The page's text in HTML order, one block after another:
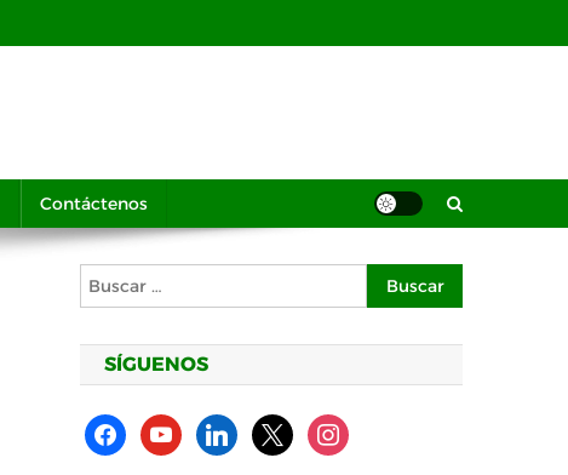
Contáctenos
Buscar:
SÍGUENOS
facebookyoutubelinkedin
x instagram